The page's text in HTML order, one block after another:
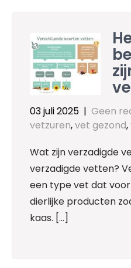
03 juli 2025 | Geen
vetzuren,vet gezond,
Wat zijn verzadigde
verzadigde vetten?
een type vet dat
dierlijke producten
kaas. […]